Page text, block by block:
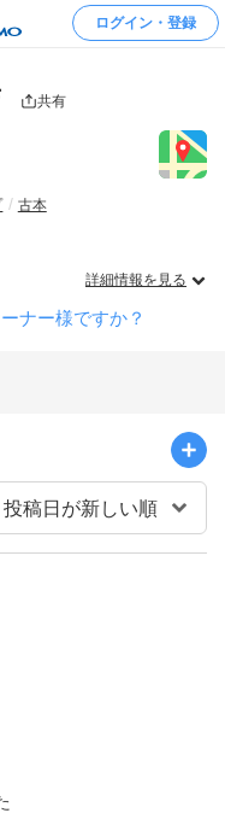
ログイン・登録
共有
古本
詳細情報を見る
ナー様ですか？